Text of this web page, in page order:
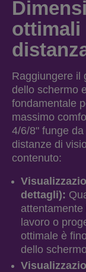
ottimali
Raggiungere il
dello schermo
fondamentale
massimo
4/6/8" funge
distanze di
contenuto:
dettagli):
lavoro o
ottimale è
dello